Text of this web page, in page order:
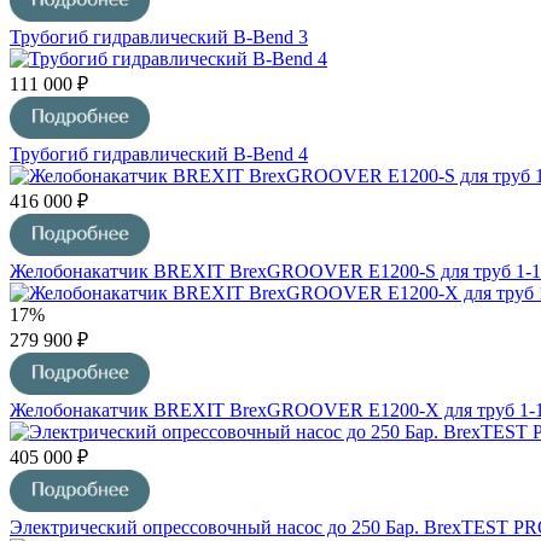
Трубогиб гидравлический B-Bend 3
111 000 ₽
Трубогиб гидравлический B-Bend 4
416 000 ₽
Желобонакатчик BREXIT BrexGROOVER E1200-S для труб 1-
17%
279 900 ₽
Желобонакатчик BREXIT BrexGROOVER E1200-X для труб 1-
405 000 ₽
Электрический опрессовочный насос до 250 Бар. BrexTEST